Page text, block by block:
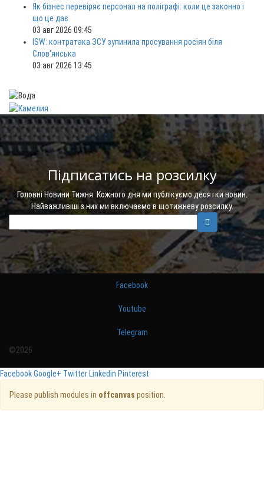
Як бізнес перевіряє персонал на поліграфі: коли це законно і
що це дає
03 авг 2026 09:45
ISW: контратака ЗСУ зупинила просування росіян біля
Слов'янська
03 авг 2026 13:45
Підписатись на розсилку
Головні Новини Тижня. Кожного дня ми публікуємо десятки новин.
Найважливіші з них ми включаємо в щотижневу розсилку.
Facebook
Youtube
Telegram
©2026
FacebookGoogle+ TwitterLinkedin Pinterest
Please publish modules in offcanvas position.